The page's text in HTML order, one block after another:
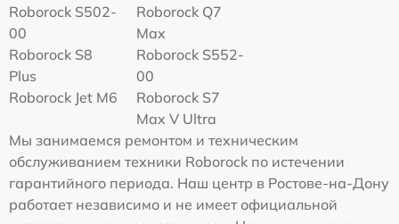
Roborock S502-
00
Roborock Q7
Max
Roborock S8
Plus
Roborock S552-
00
Roborock Jet M6
Roborock S7
Max V Ultra
Мы занимаемся ремонтом и техническим
обслуживанием техники Roborock по истечении
гарантийного периода. Наш центр в Ростове-на-Дону
работает независимо и не имеет официальной